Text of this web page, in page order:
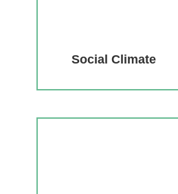
Social Climate